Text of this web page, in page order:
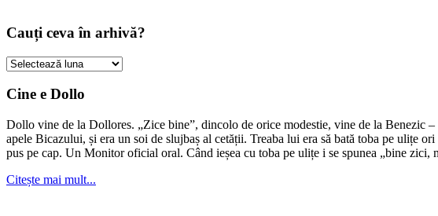
Cauți ceva în arhivă?
Cauți
în
Cine e Dollo
Dollo vine de la Dollores. „Zice bine”, dincolo de orice modestie, vine de la Benezic
apele Bicazului, și era un soi de slujbaș al cetății. Treaba lui era să bată toba pe ulițe
pus pe cap. Un Monitor oficial oral. Când ieșea cu toba pe ulițe i se spunea „bine zici,
Citește mai mult...